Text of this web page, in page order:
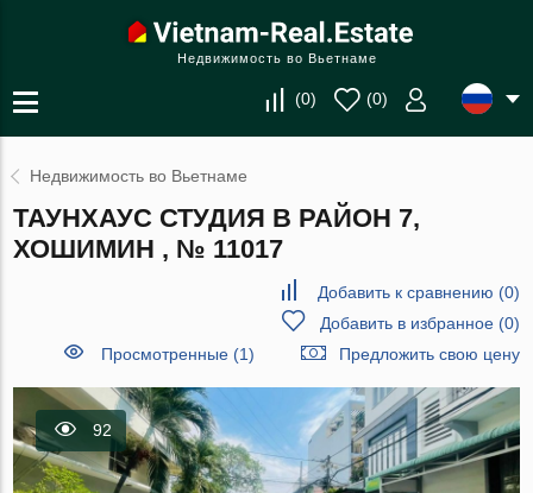
Недвижимость во Вьетнаме
(0) (0)
Недвижимость во Вьетнаме
ТАУНХАУС СТУДИЯ В РАЙОН 7,
ХОШИМИН , № 11017
Добавить к сравнению (0)
Добавить в избранное(0)
Просмотренные (1)
Предложить свою цену
92